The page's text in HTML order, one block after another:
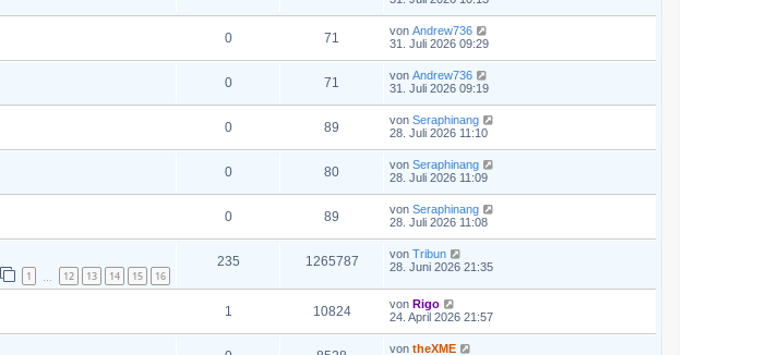
0 71 von Andrew736
31. Juli 2026 09:29
0 71 von Andrew736
31. Juli 2026 09:19
0 89 von Seraphinang
28. Juli 2026 11:10
0 80 von Seraphinang
28. Juli 2026 11:09
0 89 von Seraphinang
28. Juli 2026 11:08
1 12 13 14 15 16
235 1265787 von Tribun
28. Juni 2026 21:35
1 10824 von Rigo
24. April 2026 21:57
von theXME